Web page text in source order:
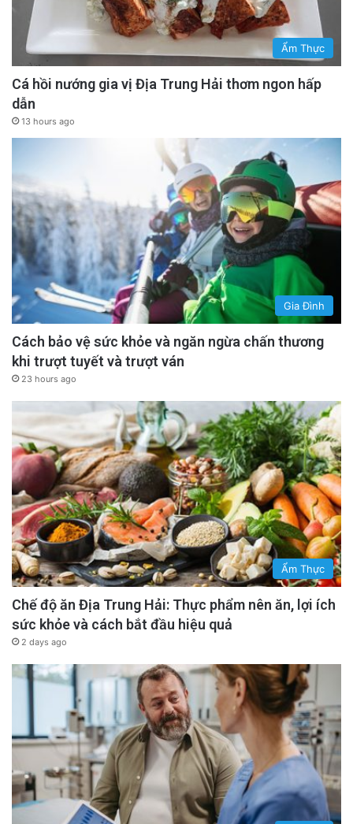
Ẩm Thực
Cá hồi nướng gia vị Địa Trung Hải thơm ngon hấp
dẫn
13 hours ago
Gia Đình
Cách bảo vệ sức khỏe và ngăn ngừa chấn thương
khi trượt tuyết và trượt ván
23 hours ago
Ẩm Thực
Chế độ ăn Địa Trung Hải: Thực phẩm nên ăn, lợi ích
sức khỏe và cách bắt đầu hiệu quả
2 days ago